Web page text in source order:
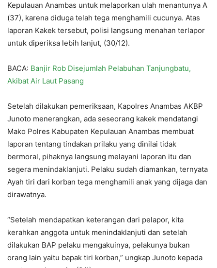
Kepulauan Anambas untuk melaporkan ulah menantunya A
(37), karena diduga telah tega menghamili cucunya. Atas
laporan Kakek tersebut, polisi langsung menahan terlapor
untuk diperiksa lebih lanjut, (30/12).
BACA: Banjir Rob Disejumlah Pelabuhan Tanjungbatu,
Akibat Air Laut Pasang
Setelah dilakukan pemeriksaan, Kapolres Anambas AKBP
Junoto menerangkan, ada seseorang kakek mendatangi
Mako Polres Kabupaten Kepulauan Anambas membuat
laporan tentang tindakan prilaku yang dinilai tidak
bermoral, pihaknya langsung melayani laporan itu dan
segera menindaklanjuti. Pelaku sudah diamankan, ternyata
Ayah tiri dari korban tega menghamili anak yang dijaga dan
dirawatnya.
“Setelah mendapatkan keterangan dari pelapor, kita
kerahkan anggota untuk menindaklanjuti dan setelah
dilakukan BAP pelaku mengakuinya, pelakunya bukan
orang lain yaitu bapak tiri korban,” ungkap Junoto kepada